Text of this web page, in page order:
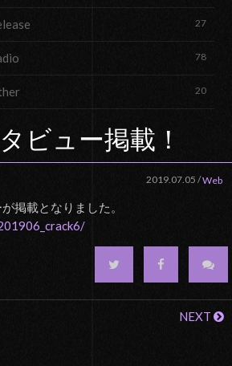
27
78
20
ビュー掲載！
2019.07.05 /Web
掲載となりました。
NEXT